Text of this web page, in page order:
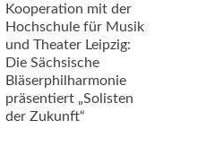
Kooperation mit der
Hochschule für Musik
und Theater Leipzig:
Die Sächsische
Bläserphilharmonie
präsentiert „Solisten
der Zukunft“